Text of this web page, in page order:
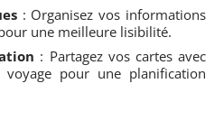
: Organisez vos informations
une meilleure lisibilité.
: Partagez vos cartes avec
pour une planification